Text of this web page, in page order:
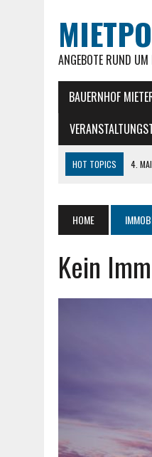
ANGEBOTE RUND
BAUERNHOF
HOT TOPICS 4.
27. NOVEMBER 2024 |
7. MAI 2025
HOME
Kein